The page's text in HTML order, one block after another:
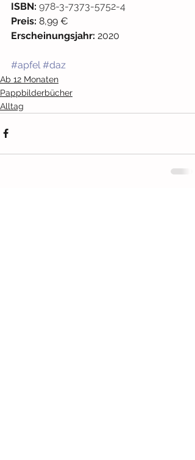
ISBN: 978-3-7373-5752-4
Preis: 8,99 €
Erscheinungsjahr: 2020
#apfel #daz
Ab 12 Monaten
Pappbilderbücher
Alltag